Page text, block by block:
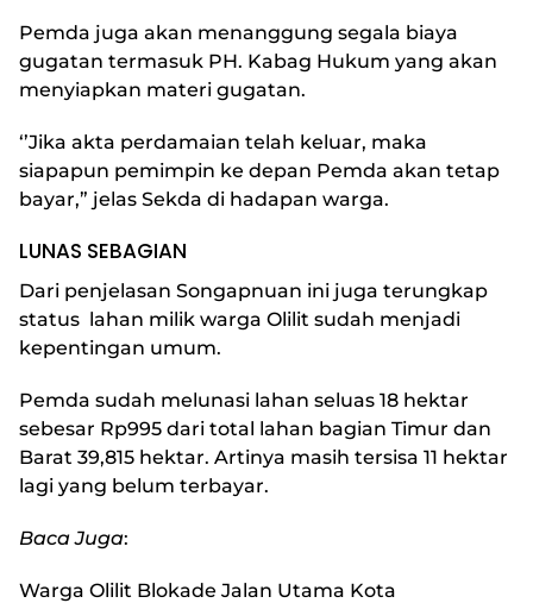
Pemda juga akan menanggung segala biaya
gugatan termasuk PH. Kabag Hukum yang akan
menyiapkan materi gugatan.
‘’Jika akta perdamaian telah keluar, maka
siapapun pemimpin ke depan Pemda akan tetap
bayar,” jelas Sekda di hadapan warga.
LUNAS SEBAGIAN
Dari penjelasan Songapnuan ini juga terungkap
status lahan milik warga Olilit sudah menjadi
kepentingan umum.
Pemda sudah melunasi lahan seluas 18 hektar
sebesar Rp995 dari total lahan bagian Timur dan
Barat 39,815 hektar. Artinya masih tersisa 11 hektar
lagi yang belum terbayar.
Baca Juga:
Warga Olilit Blokade Jalan Utama Kota